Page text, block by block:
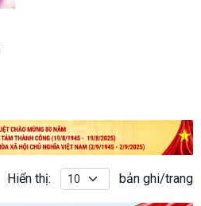
Hiển thị: bản ghi/trang